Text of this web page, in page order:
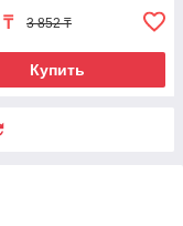
₸ 3 852 ₸
Купить